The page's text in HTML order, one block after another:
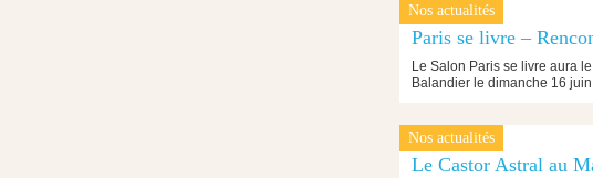
Nos actualités
14 juin 2019
Paris se livre –
Le Salon Paris se livre aura
Balandier le dimanche 16
Nos actualités
4 juin 2019
Le Castor Astral au